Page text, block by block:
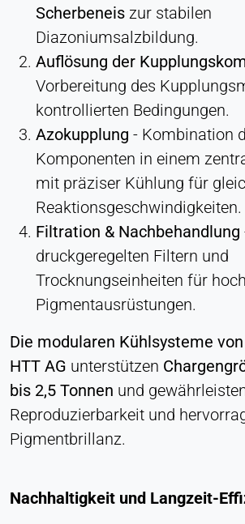
Scherbeneis zur stabilen
Diazoniumsalzbildung.
Auflösung der
Vorbereitung des
kontrollierten Bedingungen.
Azokupplung - Kombination
Komponenten in einem
mit präziser Kühlung für
Reaktionsgeschwindigkeiten.
Filtration & Nachbehandlung
druckgeregelten Filtern und
Trocknungseinheiten für
Pigmentausrüstungen.
Die modularen Kühlsysteme von
HTT AG unterstützen
bis 2,5 Tonnen und
Reproduzierbarkeit und
Pigmentbrillanz.
Nachhaltigkeit und Langzeit-
Eingebetteter Videoinhalt
Cookie Laufzeit:
Sitzung - 2 Jahre